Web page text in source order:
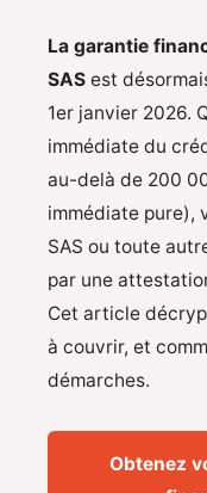
La garantie
SAS est
1er janvier 2026.
immédiate du
au-delà de 200
immédiate pure),
SAS ou toute
par une
Cet article
à couvrir, et
démarches.
Obtenez